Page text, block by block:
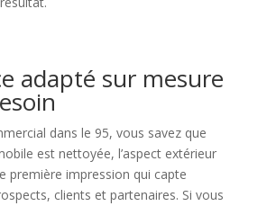
adapté sur mesure
dans le 95, vous savez que
est nettoyée, l’aspect extérieur
première impression qui capte
clients et partenaires. Si vous